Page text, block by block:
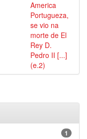
America
Portugueza,
se vio na
morte de El
Rey D.
Pedro II [...]
(e.2)
1